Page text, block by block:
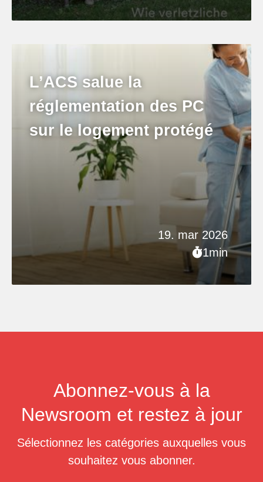
19. mar 2026
1min
L’ACS salue la
réglementation des PC
sur le logement protégé
Abonnez-vous à la
Newsroom et restez à jour
Sélectionnez les catégories auxquelles vous
souhaitez vous abonner.